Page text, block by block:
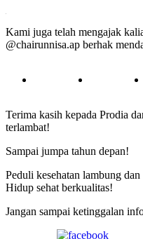
Kami juga telah mengajak
@chairunnisa.ap berhak
Terima kasih kepada Prodia
terlambat!
Sampai jumpa tahun depan!
Peduli kesehatan lambung dan
Hidup sehat berkualitas!
Jangan sampai ketinggalan